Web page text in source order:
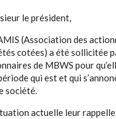
le président,
(Association des
cotées) a été sollicitée
de MBWS pour
qui est et qui
société.
actuelle leur rappelle